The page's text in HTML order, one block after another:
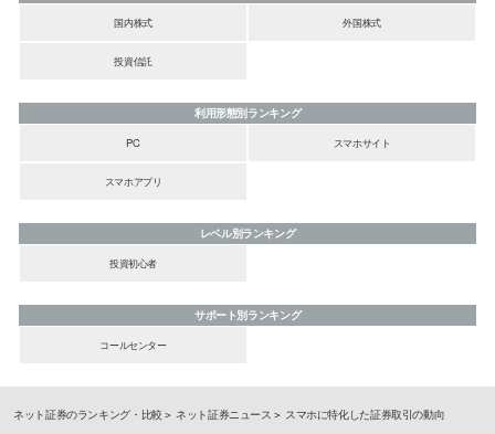
国内株式 外国株式
投資信託
利用形態別ランキング
PC
スマホサイト
スマホアプリ
レベル別ランキング
投資初心者
サポート別ランキング
コールセンター
ネット証券のランキング・比較 ネット証券ニュース スマホに特化した証券取引の動向